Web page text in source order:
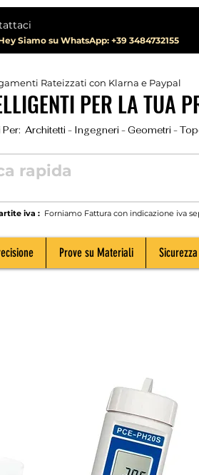
Siamo su WhatsApp: +39 3484732155
Rateizzati con Klarna e Paypal
PER LA TUA
Architetti - Ingegneri - Geometri -
iva : Forniamo Fattura con indicazione iva
Prove su Materiali